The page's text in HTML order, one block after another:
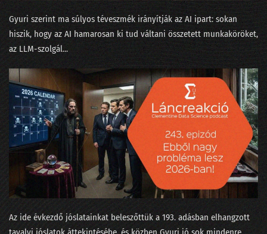
035 - Értelem és érzelem és algoritmus
33. NLP kerekasztal a conTEXT 2021 konferencián
32. Az otthonmunkáról szóló gigakutatás platóni szépsége
31. Regulázzuk meg a Facebookot!
30. Süti-apokalipszis a konferencián
29. Hányféleképpen lehet igent mondani?
28. Okoswhisky egy jó MI-sakkpartihoz?
27. Humánus-e a személyzetis az adatbányában?
Gyuri szerint ma súlyos téveszmék irányítják az AI ipart: sokan
hiszik, hogy az AI hamarosan ki tud váltani összetett munkaköröket,
az LLM-szolgál...
Az ide évkezdő jóslatainkat beleszőttük a 193. adásban elhangzott